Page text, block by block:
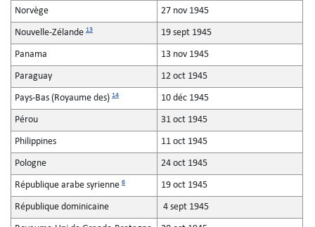
Norvège 27 nov 1945
Nouvelle-Zélande 13 19 sept 1945
Panama 13 nov 1945
Paraguay 12 oct 1945
Pays-Bas (Royaume des) 14 10 déc 1945
Pérou 31 oct 1945
Philippines 11 oct 1945
Pologne 24 oct 1945
République arabe syrienne 6 19 oct 1945
République dominicaine 4 sept 1945